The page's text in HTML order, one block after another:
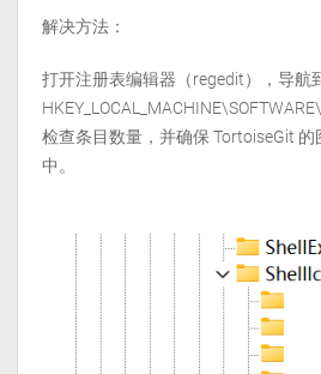
解决方法：
打开注册表编辑器（regedit），导航
检查条目数量，并确保 TortoiseGit
中。